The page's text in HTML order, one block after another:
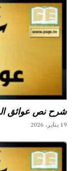
شرح نص عوائق
19 يناير، 2026